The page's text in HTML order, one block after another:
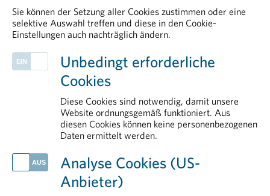
Positionen der pharmazeutischen Industrie zur Standortstärkung
Rare Diseases
Herstellung & Qualitätssicherung
Public Affairs und Market Access
Über uns
Sie können der Setzung aller Cookies zustimmen oder eine
selektive Auswahl treffen und diese in den Cookie-
Einstellungen auch nachträglich ändern.
Unbedingt erforderliche
Cookies
Diese Cookies sind notwendig, damit unsere
Website ordnungsgemäß funktioniert. Aus
diesen Cookies können keine personenbezogenen
Daten ermittelt werden.
Analyse Cookies (US-
Anbieter)